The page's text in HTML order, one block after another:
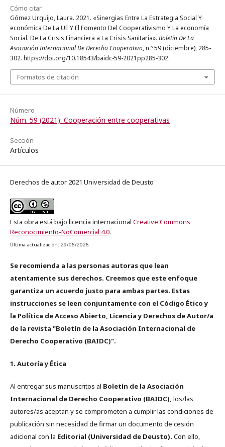
Cómo citar
Gómez Urquijo, Laura. 2021. «Sinergias Entre La Estrategia Social Y
económica De La UE Y El Fomento Del Cooperativismo Y La economía
Social. De La Crisis Financiera a La Crisis Sanitaria». Boletín De La
Asociación Internacional De Derecho Cooperativo, n.º 59 (diciembre), 285-
302. https://doi.org/10.18543/baidc-59-2021pp285-302.
Formatos de citación
Número
Núm. 59 (2021): Cooperación entre cooperativas
Sección
Artículos
Derechos de autor 2021 Universidad de Deusto
Esta obra está bajo licencia internacional Creative Commons
Reconocimiento-NoComercial 4.0.
Última actualización: 29/06/2026
Se recomienda a las personas autoras que lean
atentamente sus derechos. Creemos que este enfoque
garantiza un acuerdo justo para ambas partes. Estas
instrucciones se leen conjuntamente con el Código Ético y
la Política de Acceso Abierto, Licencia y Derechos de Autor/a
de la revista "Boletín de la Asociación Internacional de
Derecho Cooperativo (BAIDC)".
1. Autoría y Ética
Al entregar sus manuscritos al Boletín de la Asociación
Internacional de Derecho Cooperativo (BAIDC), los/las
autores/as aceptan y se comprometen a cumplir las condiciones de
publicación sin necesidad de firmar un documento de cesión
adicional con la Editorial (Universidad de Deusto). Con ello,